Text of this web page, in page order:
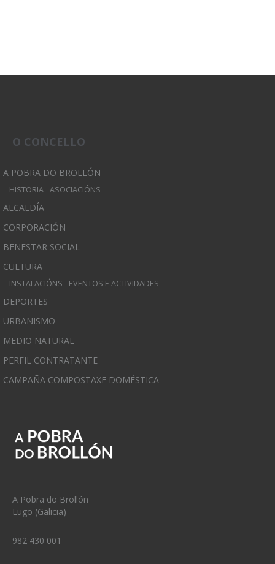
O CONCELLO
A POBRA DO BROLLÓN
HISTORIA ASOCIACIÓNS
ALCALDÍA
CORPORACIÓN
BENESTAR SOCIAL
CULTURA
INSTALACIÓNS EVENTOS E ACTIVIDADES
DEPORTES
URBANISMO
MEDIO NATURAL
PERFIL CONTRATANTE
CAMPAÑA COMPOSTAXE DOMÉSTICA
A Pobra do Brollón
Lugo (Galicia)
982 430 001